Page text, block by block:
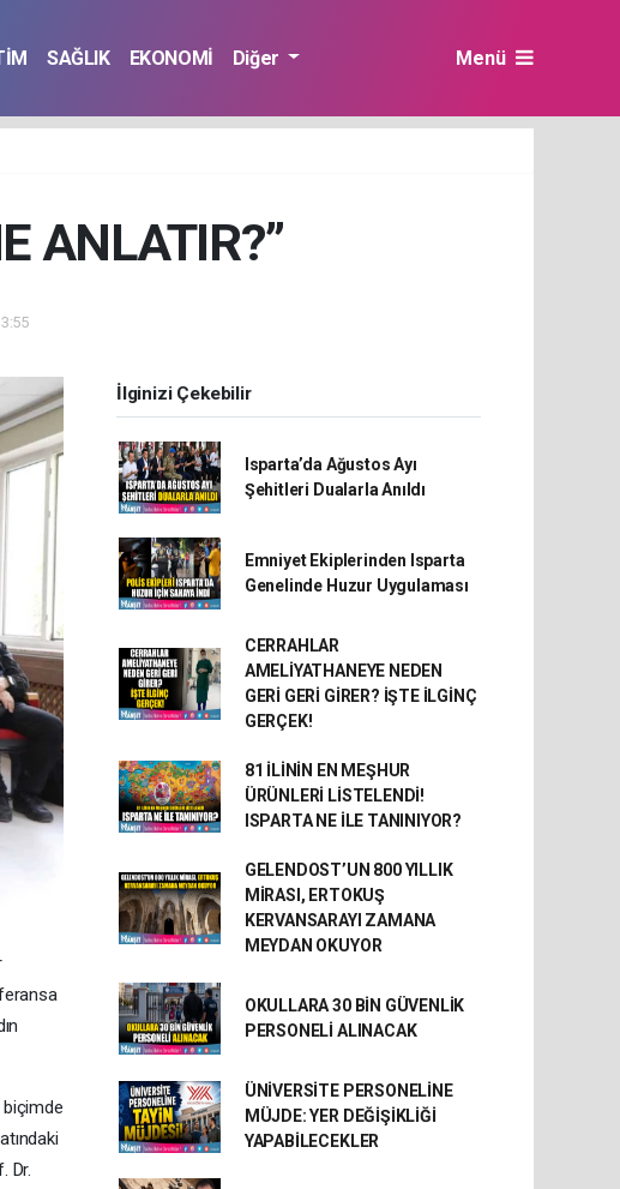
SAĞLIK EKONOMİ Diğer Menü
ANLATIR?”
biçimde
Dr.
İlginizi Çekebilir
Isparta’da Ağustos Ayı
Şehitleri Dualarla Anıldı
Emniyet Ekiplerinden Isparta
Genelinde Huzur Uygulaması
CERRAHLAR
AMELİYATHANEYE NEDEN
GERİ GERİ GİRER? İŞTE İLGİNÇ
GERÇEK!
81 İLİNİN EN MEŞHUR
ÜRÜNLERİ LİSTELENDİ!
ISPARTA NE İLE TANINIYOR?
GELENDOST’UN 800 YILLIK
MİRASI, ERTOKUŞ
KERVANSARAYI ZAMANA
MEYDAN OKUYOR
OKULLARA 30 BİN GÜVENLİK
PERSONELİ ALINACAK
ÜNİVERSİTE PERSONELİNE
MÜJDE: YER DEĞİŞİKLİĞİ
YAPABİLECEKLER